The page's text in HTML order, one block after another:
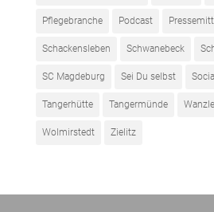
Pflegebranche Podcast
Schackensleben Schwanebeck
SC Magdeburg Sei Du selbst
Tangerhütte Tangermünde
Wolmirstedt Zielitz